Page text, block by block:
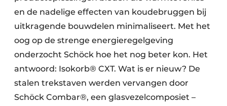
en de nadelige effecten van koudebruggen bij
uitkragende bouwdelen minimaliseert. Met het
oog op de strenge energieregelgeving
onderzocht Schöck hoe het nog beter kon. Het
antwoord: Isokorb® CXT. Wat is er nieuw? De
stalen trekstaven werden vervangen door
Schöck Combar®, een glasvezelcomposiet –